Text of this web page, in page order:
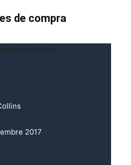
de compra
productos.
2017